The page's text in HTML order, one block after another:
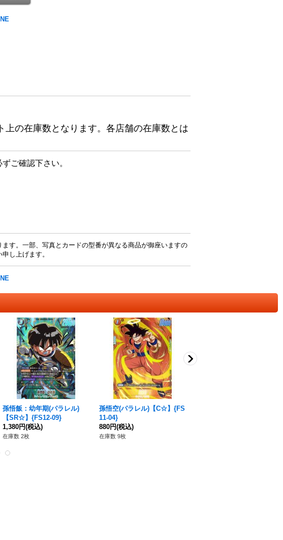
の在庫数となります。各店舗の在庫数とは
ご確認下さい。
す。一部、写真とカードの型番が異なる商品が御座いますの
し上げます。
孫悟飯：幼年期(パラレル)
【SR☆】{FS12-09}
1,380円(税込)
在庫数 2枚
孫悟空(パラレル)【C☆】{FS
11-04}
880円(税込)
在庫数 9枚